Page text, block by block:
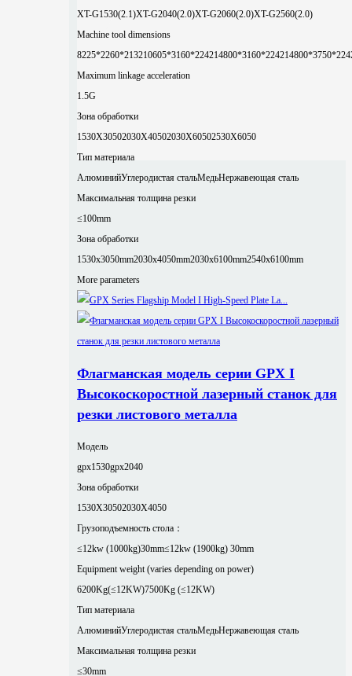
XT-G1530(2.1)XT-G2040(2.0)XT-G2060(2.0)XT-G2560(2.0)
Machine tool dimensions
8225*2260*213210605*3160*224214800*3160*2242
Maximum linkage acceleration
1.5G
Зона обработки
1530X30502030X40502030X60502530X6050
Тип материала
АлюминийУглеродистая стальМедьНержавеющая сталь
Максимальная толщина резки
≤100mm
Зона обработки
1530x3050mm2030x4050mm2030x6100mm2540x6100mm
More parameters
Флагманская модель серии GPX I
Высокоскоростной лазерный станок для
резки листового металла
Модель
gpx1530gpx2040
Зона обработки
1530X30502030X4050
Грузоподъемность стола：
≤12kw (1000kg)30mm≤12kw (1900kg) 30mm
Equipment weight (varies depending on power)
6200Kg(≤12KW)7500Kg (≤12KW)
Тип материала
АлюминийУглеродистая стальМедьНержавеющая сталь
Максимальная толщина резки
≤30mm